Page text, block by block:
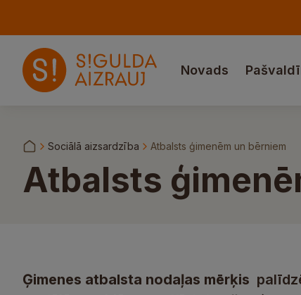
Novads
Sociālā aizsardzība Atbalsts ģimenēm un bērniem
Atbalsts
Ģimenes atbalsta nodaļas mērķis